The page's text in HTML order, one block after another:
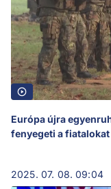
Európa újra
fenyegeti a
2025. 07. 08. 09:04